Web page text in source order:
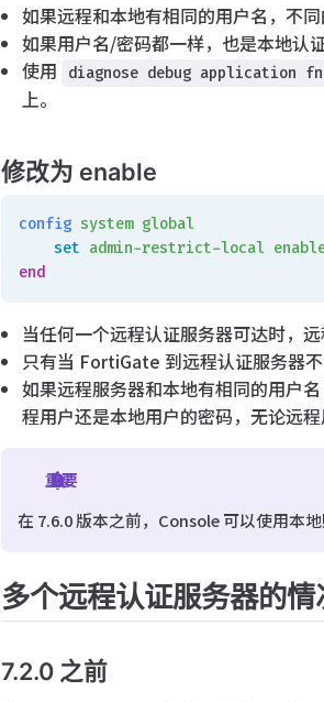
如果远程和本地有相同的用户名，不同
如果用户名/密码都一样，也是本地认证
使用
diagnose debug application
上。
修改为 enable
config system global
    set
admin-restrict-local
end
当任何一个远程认证服务器可达时，
只有当 FortiGate 到远程认证服务器不
如果远程服务器和本地有相同的用户
程用户还是本地用户的密码，无论远
重要
在 7.6.0 版本之前，Console 可以使用本
多个远程认证服务器的
7.2.0 之前